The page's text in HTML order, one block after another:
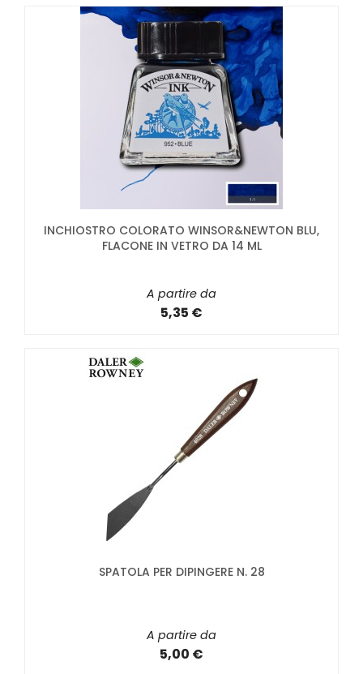
INCHIOSTRO COLORATO WINSOR&NEWTON BLU,
FLACONE IN VETRO DA 14 ML
A partire da
5,35 €
SPATOLA PER DIPINGERE N. 28
A partire da
5,00 €